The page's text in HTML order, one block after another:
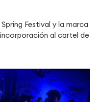
Festival y la marca
al cartel de